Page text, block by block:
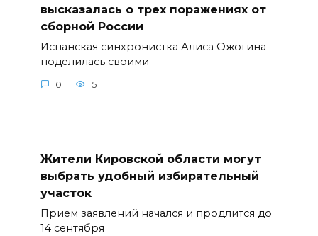
высказалась о трех поражениях от
сборной России
Испанская синхронистка Алиса Ожогина
поделилась своими
0 5
Жители Кировской области могут
выбрать удобный избирательный
участок
Прием заявлений начался и продлится до
14 сентября